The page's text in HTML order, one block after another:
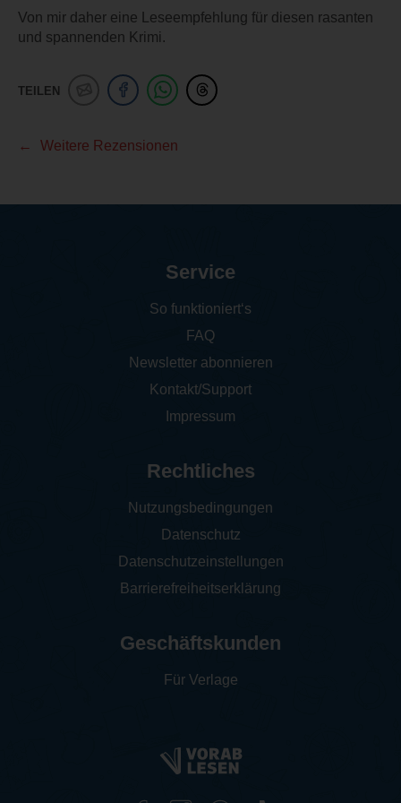
Von mir daher eine Leseempfehlung für diesen rasanten
und spannenden Krimi.
TEILEN
Weitere Rezensionen
Service
So funktioniert‘s
FAQ
Newsletter abonnieren
Kontakt/Support
Impressum
Rechtliches
Nutzungsbedingungen
Datenschutz
Datenschutzeinstellungen
Barrierefreiheitserklärung
Geschäftskunden
Für Verlage